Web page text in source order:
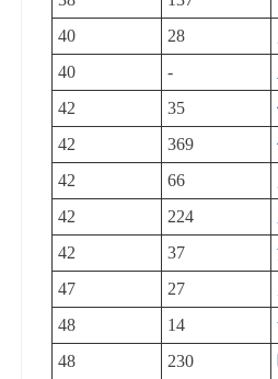
40
28
40
-
42
35
42
369
42
66
42
224
42
37
47
27
48
14
48
230